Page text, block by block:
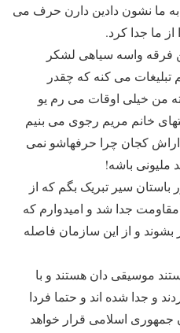
به ما نشون دادین دارن حرف می
از ما جدا کرد.
فرقه واسه سیاهی لشکر
می کنه که چقدر
من خیلی اوقات می رم یو
خانم مریم رجوی می بنیم
کجان چرا حرفهاشو نمی
ملیونی باشه!
باستان سیر تبریک بگم که از
جدا شد و امیدوارم که
و از این سازمان فاصله
موسیقی دان هستند و با
و جدا شده اند و حتما فردا
اسلامی قرار خواهد